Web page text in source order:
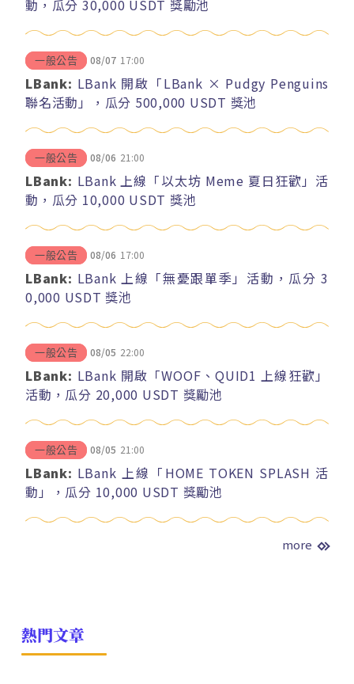
動，瓜分 30,000 USDT 獎勵池
一般公告 08/07 17:00
LBank: LBank 開啟「LBank × Pudgy Penguins
聯名活動」，瓜分 500,000 USDT 獎池
一般公告 08/06 21:00
LBank: LBank 上線「以太坊 Meme 夏日狂歡」活
動，瓜分 10,000 USDT 獎池
一般公告 08/06 17:00
LBank: LBank 上線「無憂跟單季」活動，瓜分 3
0,000 USDT 獎池
一般公告 08/05 22:00
LBank: LBank 開啟「WOOF、QUID1 上線狂歡」
活動，瓜分 20,000 USDT 獎勵池
一般公告 08/05 21:00
LBank: LBank 上線「HOME TOKEN SPLASH 活
動」，瓜分 10,000 USDT 獎勵池
more
熱門文章